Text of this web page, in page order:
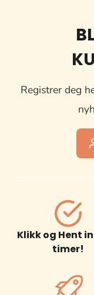
Registrer deg
Klikk og Hent
timer!